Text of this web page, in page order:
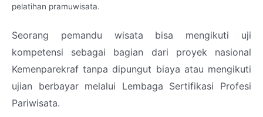
pelatihan pramuwisata.
Seorang pemandu wisata bisa mengikuti uji
kompetensi sebagai bagian dari proyek nasional
Kemenparekraf tanpa dipungut biaya atau mengikuti
ujian berbayar melalui Lembaga Sertifikasi Profesi
Pariwisata.